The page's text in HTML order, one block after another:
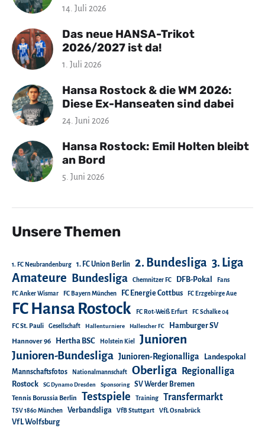
14. Juli 2026
Das neue HANSA-Trikot
2026/2027 ist da!
1. Juli 2026
Hansa Rostock & die WM 2026:
Diese Ex-Hanseaten sind dabei
24. Juni 2026
Hansa Rostock: Emil Holten bleibt
an Bord
5. Juni 2026
Unsere Themen
1. FC Neubrandenburg 1. FC Union Berlin 2. Bundesliga 3. Liga
Amateure Bundesliga Chemnitzer FC DFB-Pokal Fans
FC Anker Wismar FC Bayern München FC Energie Cottbus FC Erzgebirge Aue
FC Hansa Rostock FC Rot-Weiß Erfurt FC Schalke 04
FC St. Pauli Gesellschaft Hallenturniere Hallescher FC Hamburger SV
Hannover 96 Hertha BSC Holstein Kiel Junioren
Junioren-Bundesliga Junioren-Regionalliga
Landespokal
Mannschaftsfotos
Nationalmannschaft Oberliga Regionalliga
Rostock SG Dynamo Dresden Sponsoring SV Werder Bremen
Tennis Borussia Berlin Testspiele Training Transfermarkt
TSV 1860 München Verbandsliga VfB Stuttgart VfL Osnabrück
VfL Wolfsburg